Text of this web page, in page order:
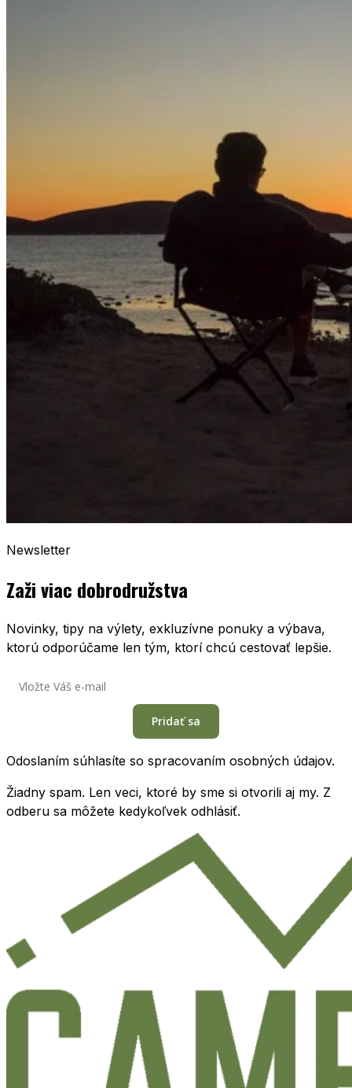
Newsletter
Zaži viac dobrodružstva
Novinky, tipy na výlety, exkluzívne ponuky a výbava,
ktorú odporúčame len tým, ktorí chcú cestovať lepšie.
Pridať sa
Odoslaním súhlasíte so spracovaním osobných údajov.
Žiadny spam. Len veci, ktoré by sme si otvorili aj my. Z
odberu sa môžete kedykoľvek odhlásiť.